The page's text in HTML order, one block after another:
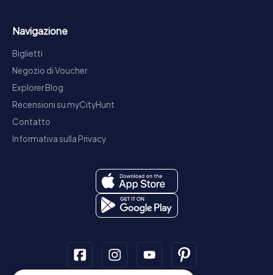
Navigazione
Biglietti
Negozio di Voucher
Explorer Blog
Recensioni su myCityHunt
Contatto
Informativa sulla Privacy